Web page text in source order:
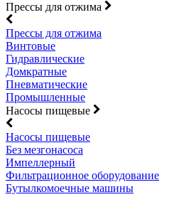
Прессы для отжима
Прессы для отжима
Винтовые
Гидравлические
Домкратные
Пневматические
Промышленные
Насосы пищевые
Насосы пищевые
Без мезгонасоса
Импеллерный
Фильтрационное оборудование
Бутылкомоечные машины